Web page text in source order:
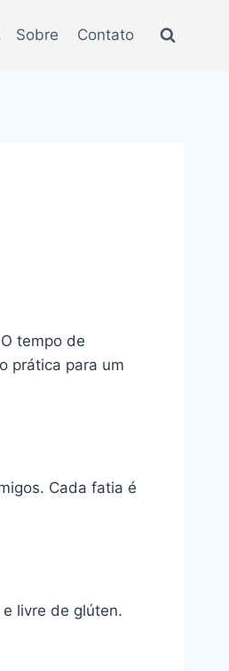
Sobre Contato
tempo de
prática para um
Cada fatia é
livre de glúten.